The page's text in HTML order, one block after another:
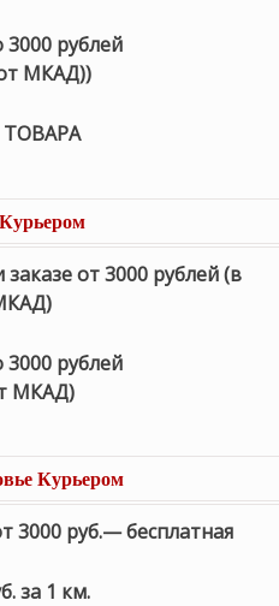
3000 рублей
МКАД))
от 3000 рублей (в
3000 рублей
МКАД)
Курьером
3000 руб.— бесплатная
за 1 км.